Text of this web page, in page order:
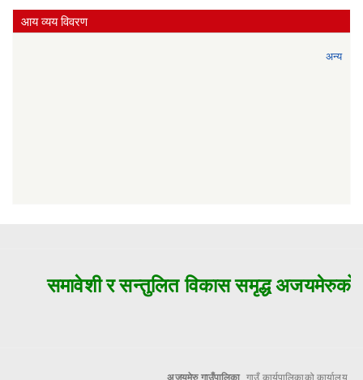
आय व्यय विवरण
अन्य
समावेशी र सन्तुलित विकास समृद्ध अजयमेरुको
अजयमेरु गाउँपालिका गाउँ कार्यपालिकाको कार्यालय